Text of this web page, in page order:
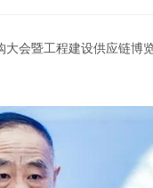
会暨工程建设供应链博